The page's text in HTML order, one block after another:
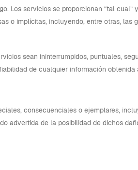
Los servicios se proporcionan “tal cual”
o implícitas, incluyendo, entre otras, las
sean ininterrumpidos, puntuales,
de cualquier información
consecuenciales o ejemplares,
advertida de la posibilidad de dichos